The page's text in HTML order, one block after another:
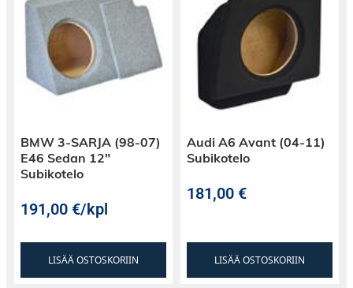
BMW 3-SARJA (98-07)
E46 Sedan 12″
Subikotelo
191,00€/kpl
LISÄÄ OSTOSKORIIN
Audi A6 Avant (04-11)
Subikotelo
181,00€
LISÄÄ OSTOSKORIIN